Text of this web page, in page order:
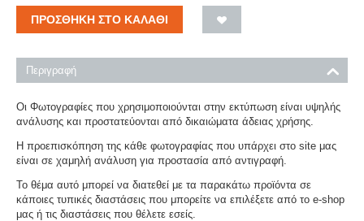
ΠΡΟΣΘΉΚΗ ΣΤΟ ΚΑΛΆΘΙ
Περιγραφή
Οι Φωτογραφίες που χρησιμοποιούνται στην εκτύπωση είναι υψηλής
ανάλυσης και προστατεύονται από δικαιώματα άδειας χρήσης.
Η προεπισκόπηση της κάθε φωτογραφίας που υπάρχει στο site μας
είναι σε χαμηλή ανάλυση για προστασία από αντιγραφή.
Το θέμα αυτό μπορεί να διατεθεί με τα παρακάτω προϊόντα σε
κάποιες τυπικές διαστάσεις που μπορείτε να επιλέξετε από το e-shop
μας ή τις διαστάσεις που θέλετε εσείς.